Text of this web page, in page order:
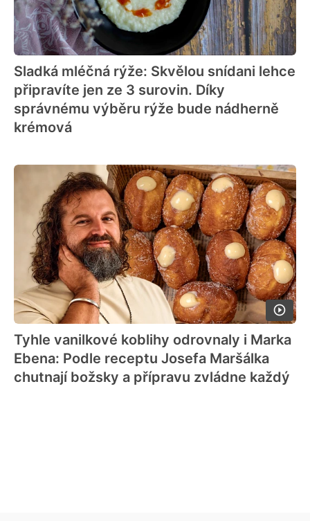
Sladká mléčná rýže: Skvělou snídani lehce
připravíte jen ze 3 surovin. Díky
správnému výběru rýže bude nádherně
krémová
Tyhle vanilkové koblihy odrovnaly i Marka
Ebena: Podle receptu Josefa Maršálka
chutnají božsky a přípravu zvládne každý